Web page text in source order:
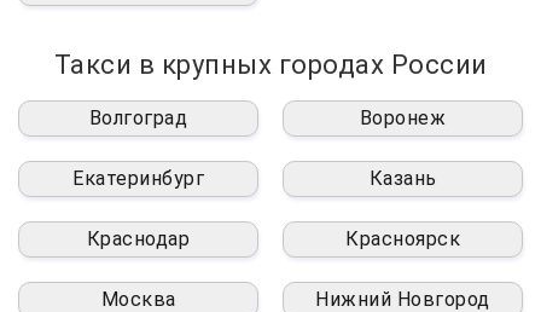
Такси в крупных городах России
Волгоград Воронеж
Екатеринбург Казань
Краснодар Красноярск
Москва Нижний Новгород